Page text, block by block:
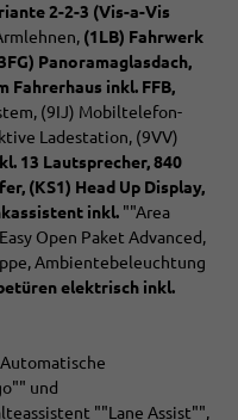
2-2-3 (Vis-a-Vis
(1LB) Fahrwerk
Panoramaglasdach,
Fahrerhaus inkl. FFB,
(9IJ) Mobiltelefon-
Ladestation, (9VV)
13 Lautsprecher, 840
(KS1) Head Up Display,
inkl. ""Area
Open Paket Advanced,
Ambientebeleuchtung
elektrisch inkl.
und
""Lane Assist"",